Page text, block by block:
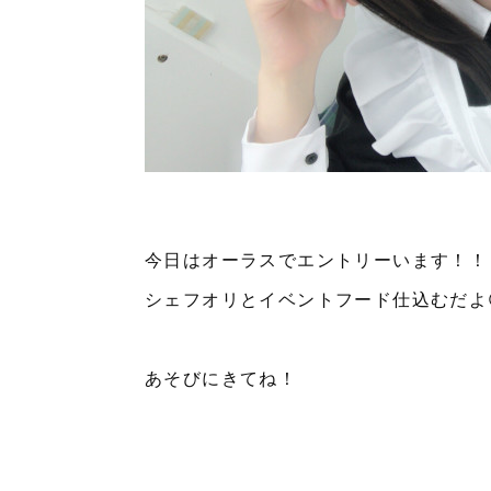
今日はオーラスでエントリーいます！！
シェフオリとイベントフード仕込むだ
あそびにきてね！